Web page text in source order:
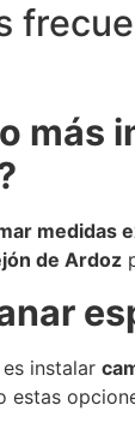
más
medidas
de Ardoz
instalar
estas